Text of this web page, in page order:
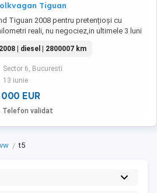
Tiguan
Tiguan 2008 pentru pretențioși cu
reali, nu negociez,in ultimele 3 luni
cu cauciucuri noi navigatie
consumabile, ulei plăcuțe
audio bose cu subufar la roata de
scaune încălzite față,mașina arată
...
2008 | diesel | 2800007 km
Sector 6, Bucuresti
13 iunie
EUR
Telefon validat
vw t5